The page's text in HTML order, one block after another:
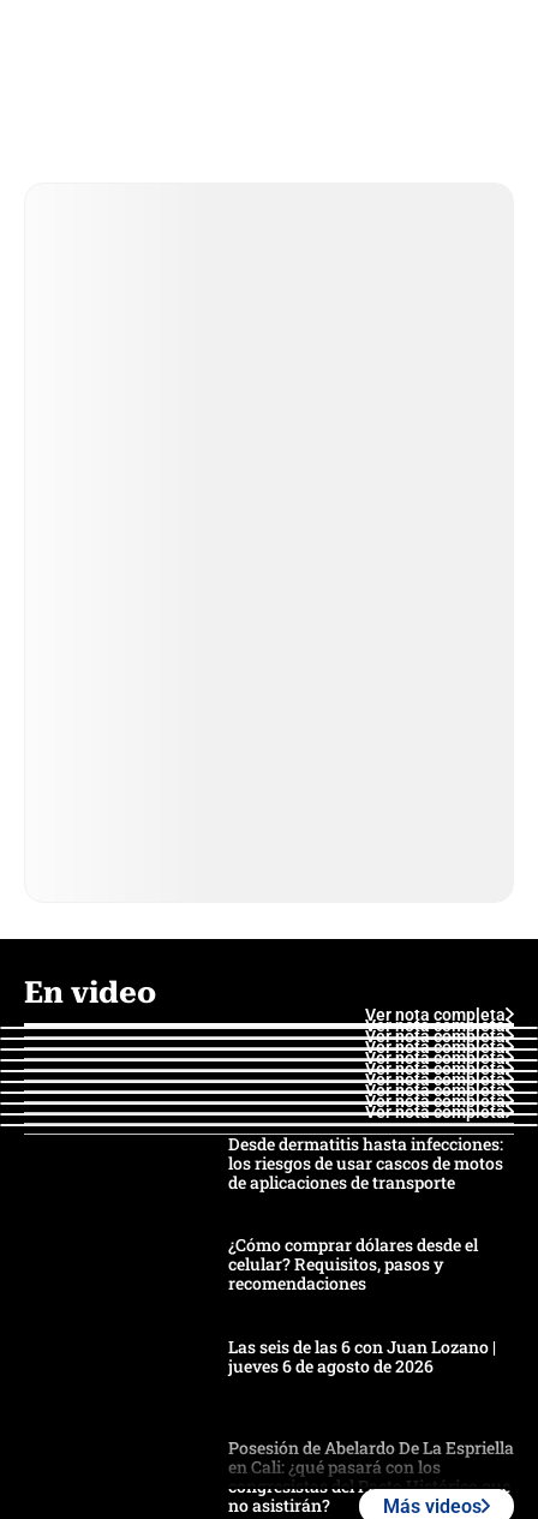
En video
Ver nota completa
Ver nota completa
Ver nota completa
Ver nota completa
Ver nota completa
Ver nota completa
Ver nota completa
Ver nota completa
Ver nota completa
Ver nota completa
Desde dermatitis hasta infecciones:
los riesgos de usar cascos de motos
de aplicaciones de transporte
¿Cómo comprar dólares desde el
celular? Requisitos, pasos y
recomendaciones
Las seis de las 6 con Juan Lozano |
jueves 6 de agosto de 2026
Posesión de Abelardo De La Espriella
en Cali: ¿qué pasará con los
congresistas del Pacto Histórico que
no asistirán?
Más videos